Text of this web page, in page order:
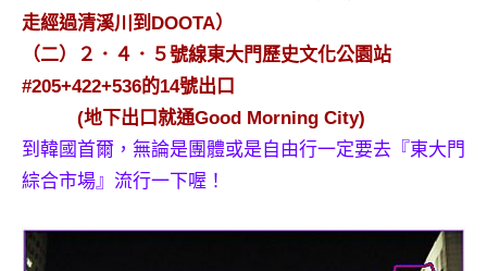
持、
學
校
講
座、
落
客
走經過清溪川到DOOTA）
（二）２．４．５號線東大門歷史文化公園站
#205+422+536的14號出口
(地下出口就通Good Morning City)
到韓國首爾，無論是團體或是自由行一定要去『東大門
綜合市場』流行一下喔！